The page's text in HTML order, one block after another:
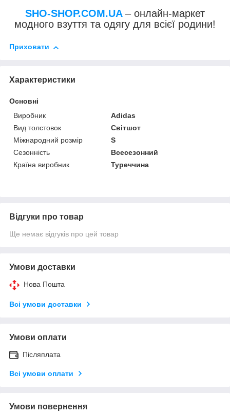
SHO-SHOP.COM.UA – онлайн-маркет
модного взуття та одягу для всієї родини!
Приховати
Характеристики
Основні
Виробник
Adidas
Вид толстовок
Світшот
Міжнародний розмір
S
Сезонність
Всесезонний
Країна виробник
Туреччина
Відгуки про товар
Ще немає відгуків про цей товар
Умови доставки
Нова Пошта
Всі умови доставки
Умови оплати
Післяплата
Всі умови оплати
Умови повернення